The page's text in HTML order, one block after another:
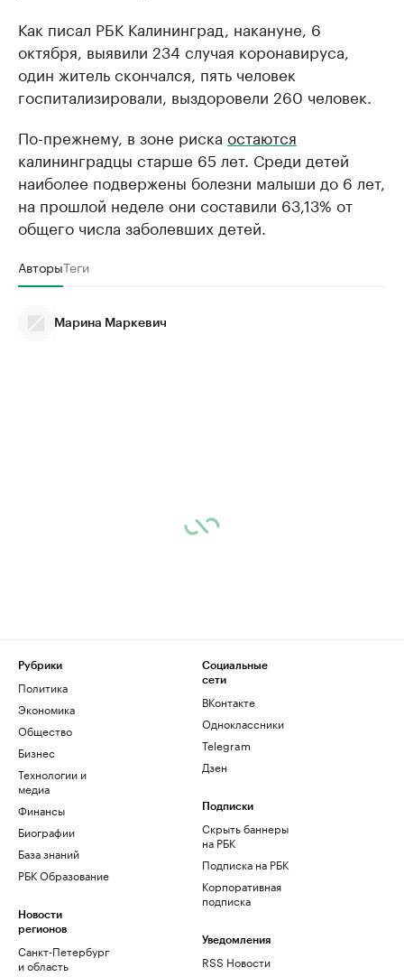
Как писал РБК Калининград, накануне, 6
октября, выявили 234 случая коронавируса,
один житель скончался, пять человек
госпитализировали, выздоровели 260 человек.
По-прежнему, в зоне риска остаются
калининградцы старше 65 лет. Среди детей
наиболее подвержены болезни малыши до 6 лет,
на прошлой неделе они составили 63,13% от
общего числа заболевших детей.
АвторыТеги
Марина Маркевич
Рубрики
Политика
Экономика
Общество
Бизнес
Технологии и
медиа
Финансы
Биографии
База знаний
РБК Образование
Новости
регионов
Санкт-Петербург
и область
Социальные
сети
ВКонтакте
Одноклассники
Telegram
Дзен
Подписки
Скрыть баннеры
на РБК
Подписка на РБК
Корпоративная
подписка
Уведомления
RSS Новости